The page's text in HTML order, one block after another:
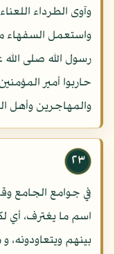
وآوى الطرداء
واستعمل السفهاء
رسول الله صلى الله
حاربوا أمير
والمهاجرين وأهل
٢٣
في جوامع الجامع
اسم ما يغترف، أي